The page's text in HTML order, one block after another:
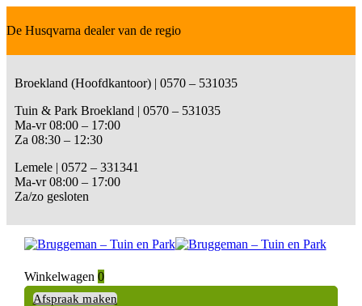
De Husqvarna dealer van de regio
Broekland (Hoofdkantoor) | 0570 – 531035
Tuin & Park Broekland | 0570 – 531035
Ma-vr 08:00 – 17:00
Za 08:30 – 12:30
Lemele | 0572 – 331341
Ma-vr 08:00 – 17:00
Za/zo gesloten
Winkelwagen 0
Afspraak maken